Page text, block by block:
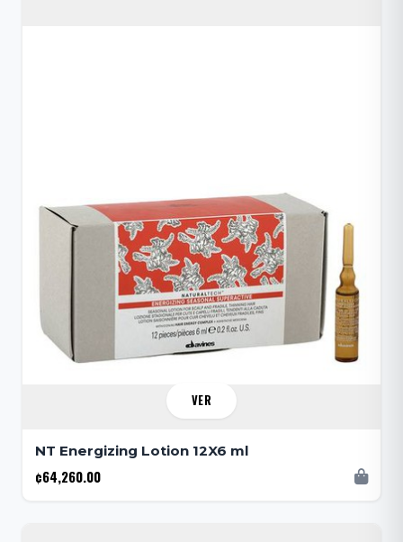
VER
NT Energizing Lotion 12X6 ml
¢64,260.00